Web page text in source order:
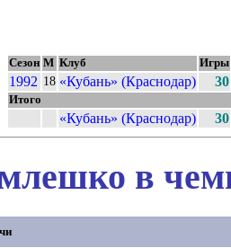
Сезон М Клуб Игры
1992 18 «Кубань» (Краснодар) 30
Итого
«Кубань» (Краснодар) 30
в